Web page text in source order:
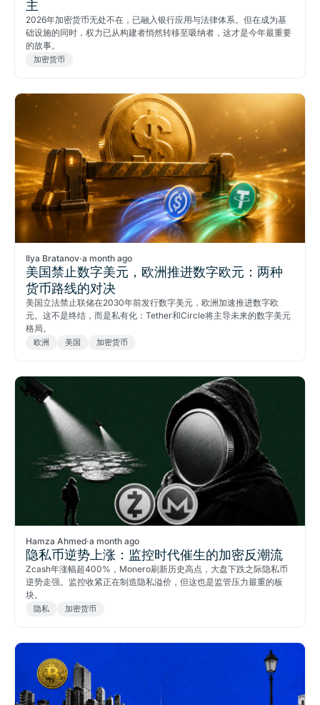
主
2026年加密货币无处不在，已融入银行应用与法律体系。但在成为基
础设施的同时，权力已从构建者悄然转移至吸纳者，这才是今年最重要
的故事。
加密货币
Ilya Bratanov·a month ago
美国禁止数字美元，欧洲推进数字欧元：两种
货币路线的对决
美国立法禁止联储在2030年前发行数字美元，欧洲加速推进数字欧
元。这不是终结，而是私有化：Tether和Circle将主导未来的数字美元
格局。
欧洲 美国 加密货币
Hamza Ahmed·a month ago
隐私币逆势上涨：监控时代催生的加密反潮流
Zcash年涨幅超400%，Monero刷新历史高点，大盘下跌之际隐私币
逆势走强。监控收紧正在制造隐私溢价，但这也是监管压力最重的板
块。
隐私 加密货币